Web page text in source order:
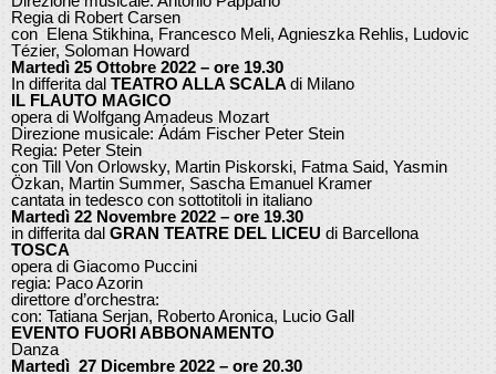
Regia di Robert Carsen
con Elena Stikhina, Francesco Meli, Agnieszka Rehlis, Ludovic
Tézier, Soloman Howard
Martedì 25 Ottobre 2022 – ore 19.30
In differita dal TEATRO ALLA SCALA di Milano
IL FLAUTO MAGICO
opera di Wolfgang Amadeus Mozart
Direzione musicale: Ádám Fischer Peter Stein
Regia: Peter Stein
con Till Von Orlowsky, Martin Piskorski, Fatma Said, Yasmin
Özkan, Martin Summer, Sascha Emanuel Kramer
cantata in tedesco con sottotitoli in italiano
Martedì 22 Novembre 2022 – ore 19.30
in differita dal GRAN TEATRE DEL LICEU di Barcellona
TOSCA
opera di Giacomo Puccini
regia: Paco Azorin
direttore d’orchestra:
con: Tatiana Serjan, Roberto Aronica, Lucio Gall
EVENTO FUORI ABBONAMENTO
Danza
Martedì 27 Dicembre 2022 – ore 20.30